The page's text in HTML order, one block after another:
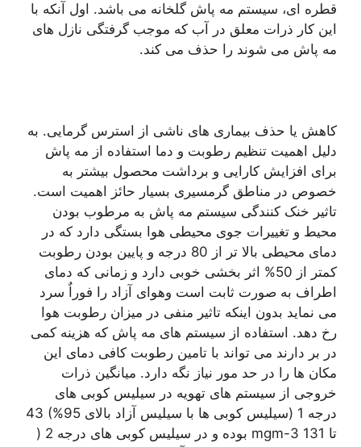
قطره ای، سیستم مه پاش گلخانه می باشد. اول آنکه با
این کار ذرات معلق در آب که موجب گرفتگی نازل های
مه پاش می شوند را حذف می کند.
کاهش یا حذف بیماری های ناشی از استرس گرمایی. به
دلیل اهمیت تنظیم رطوبت و دما استفاده از مه پاش
برای افزایش کارایی و برداشت محصول بیشتر به
خصوص در مناطق گرمسیری بسیار حائز اهمیت است.
تاثیر خنک کنندگی سیستم مه پاش به مرطوب بودن
محیط و تغییرات جوی محیطی هوا بستگی دارد که در
دمای محیطی بالا تر از 80 درجه و پایین بودن رطوبت
کمتر از 50% اثر بخشی خوبی دارد و زمانی که دمای
اطراف به صورت ثابت است وهوای آزاد را فوراٌ سرد
می نماید بدون اینکه تاثیر منفی در میزان رطوبت هوا
رخ دهد. استفاده از سیستم های مه پاش که هزینه کمی
در بر دارند می تواند با تامین رطوبت کافی دمای این
مکان ها را در حد مور نیاز نگه دارد. میانگین ذرات
خروجی از سیستم های تهویه در سیلیس کوبی های
درجه 1 (سیلیس کوبی ها با سیلیس آزاد بالای 95%) 43
تا mgm-3 131 بوده و در سیلیس کوبی های درجه 2 (